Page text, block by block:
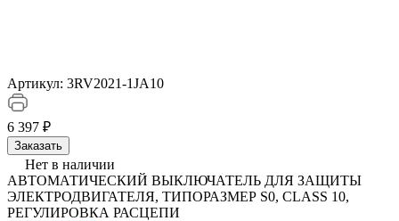
Артикул: 3RV2021-1JA10
6 397 ₽
Заказать
Нет в наличии
АВТОМАТИЧЕСКИЙ ВЫКЛЮЧАТЕЛЬ ДЛЯ ЗАЩИТЫ
ЭЛЕКТРОДВИГАТЕЛЯ, ТИПОРАЗМЕР S0, CLASS 10,
РЕГУЛИРОВКА РАСЦЕПИ